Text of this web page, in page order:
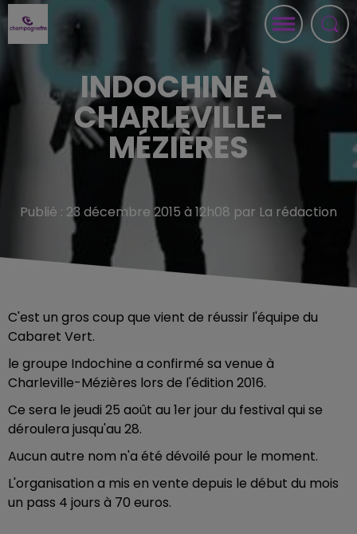
INDOCHINE À
CHARLEVILLE-
MÉZIÈRES
Publié : 23 décembre 2015 à 12h08 par La rédaction
C'est un gros coup que vient de réussir l'équipe du
Cabaret Vert.
le groupe Indochine a confirmé sa venue à
Charleville-Mézières lors de l'édition 2016.
Ce sera le jeudi 25 août au 1er jour du festival qui se
déroulera jusqu'au 28.
Aucun autre nom n'a été dévoilé pour le moment.
L'organisation a mis en vente depuis le début du mois
un pass 4 jours à 70 euros.